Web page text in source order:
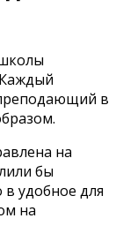
в
на
бы
в удобное для
на